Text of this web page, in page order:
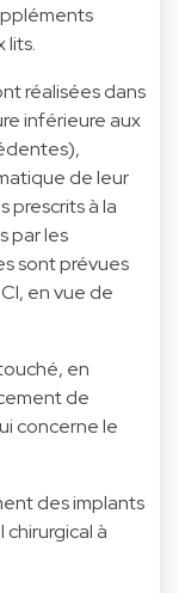
lits.
réalisées dans
inférieure aux
de leur
prescrits à la
par les
sont prévues
en vue de
en
de
concerne le
des implants
à